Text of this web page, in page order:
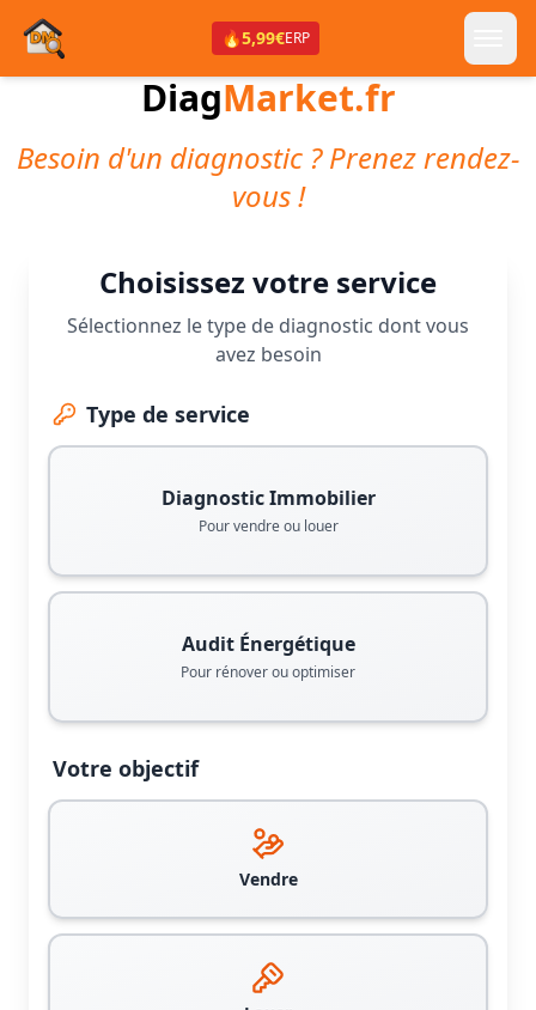
🔥5,99€ERP
DiagMarket.fr
Besoin d'un diagnostic ? Prenez rendez-
vous !
Choisissez votre service
Sélectionnez le type de diagnostic dont vous
avez besoin
Type de service
Diagnostic Immobilier
Pour vendre ou louer
Audit Énergétique
Pour rénover ou optimiser
Votre objectif
Vendre